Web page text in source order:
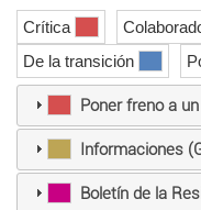
Crítica
De la transición
Poner freno a
Informaciones
Boletín de la